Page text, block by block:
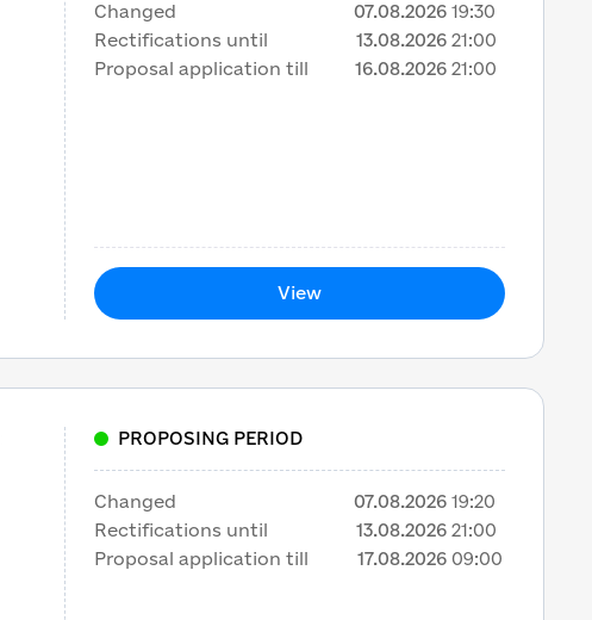
Changed 07.08.2026 19:30
Rectifications until
13.08.2026 21:00
Proposal application till
16.08.2026 21:00
View
PROPOSING PERIOD
Changed 07.08.2026 19:20
Rectifications until
13.08.2026 21:00
Proposal application till
17.08.2026 09:00